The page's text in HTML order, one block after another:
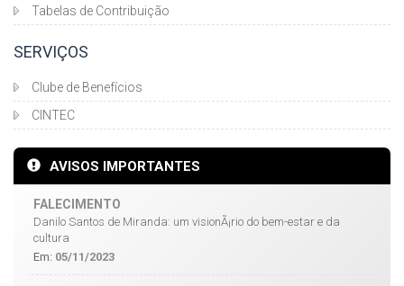
Tabelas de Contribuição
SERVIÇOS
Clube de Benefícios
CINTEC
AVISOS IMPORTANTES
FALECIMENTO
Danilo Santos de Miranda: um visionÃ¡rio do bem-estar e da
cultura
Em: 05/11/2023